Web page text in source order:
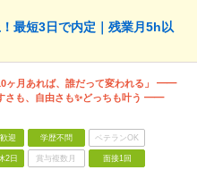
最短3日で内定｜残業月5h以
ヶ月あれば、誰だって変われる」 ━━
さも、自由さも✨どっちも叶う ━━
迎 学歴不問 ベテランOK
2日 賞与複数月 面接1回